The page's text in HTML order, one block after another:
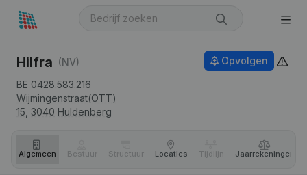
Hilfra (NV)
BE 0428.583.216
Wijmingenstraat(OTT)
15, 3040 Huldenberg
Opvolgen
Algemeen Bestuur Structuur Locaties Tijdlijn Jaar­rekeningen